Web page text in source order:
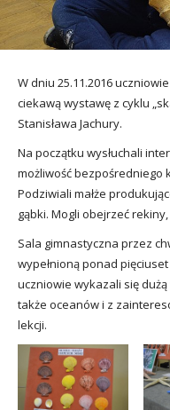
W dniu 25.11.2016
ciekawą wystawę z cyklu
Stanisława Jachury.
Na początku wysłuchali
możliwość bezpośredniego
Podziwiali małże
gąbki. Mogli obejrzeć
Sala gimnastyczna przez
wypełnioną ponad
uczniowie wykazali się
także oceanów i z
lekcji.